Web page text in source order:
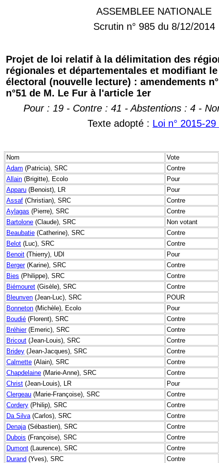
ASSEMBLEE NATIONALE
Scrutin n° 985 du 8/12/2014
Projet de loi relatif à la délimitation des
régionales et départementales et modifiant
électoral (nouvelle lecture) : amendements
n°51 de M. Le Fur à l'article 1er
Pour : 19 - Contre : 41 - Abstentions : 4 -
Texte adopté : Loi n° 2015-
Nom
Vote
Adam (Patricia), SRC
Contre
Allain (Brigitte), Ecolo
Pour
Apparu (Benoist), LR
Pour
Assaf (Christian), SRC
Contre
Aylagas (Pierre), SRC
Contre
Bartolone (Claude), SRC
Non votant
Beaubatie (Catherine), SRC
Contre
Belot (Luc), SRC
Contre
Benoit (Thierry), UDI
Pour
Berger(Karine), SRC
Contre
Bies (Philippe), SRC
Contre
Biémouret (Gisèle), SRC
Contre
Bleunven (Jean-Luc), SRC
POUR
Bonneton (Michèle), Ecolo
Pour
Boudié (Florent), SRC
Contre
Bréhier(Emeric), SRC
Contre
Bricout (Jean-Louis), SRC
Contre
Bridey (Jean-Jacques), SRC
Contre
Calmette (Alain), SRC
Contre
Chapdelaine (Marie-Anne), SRC
Contre
Christ (Jean-Louis), LR
Pour
Clergeau (Marie-Françoise), SRC
Contre
Cordery (Philip), SRC
Contre
Da Silva(Carlos), SRC
Contre
Denaja(Sébastien), SRC
Contre
Dubois (Françoise), SRC
Contre
Dumont (Laurence), SRC
Contre
Durand (Yves), SRC
Contre